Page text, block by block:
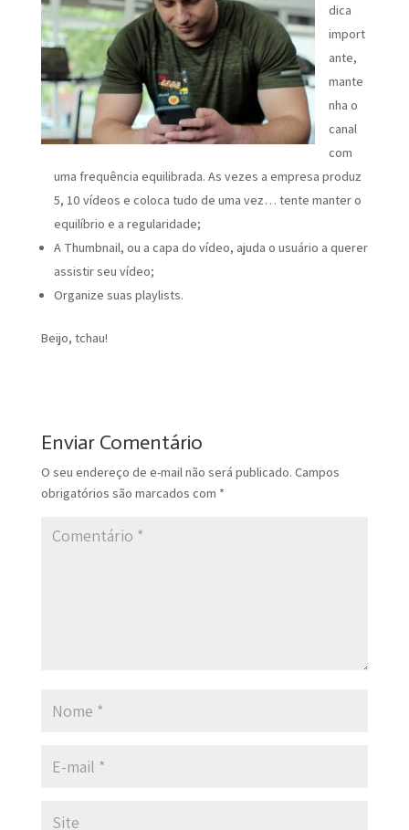
dica
import
ante,
mante
nha o
canal
com
uma frequência equilibrada. As vezes a empresa produz
5, 10 vídeos e coloca tudo de uma vez… tente manter o
equilíbrio e a regularidade;
A Thumbnail, ou a capa do vídeo, ajuda o usuário a querer
assistir seu vídeo;
Organize suas playlists.
Beijo, tchau!
Enviar Comentário
O seu endereço de e-mail não será publicado. Campos
obrigatórios são marcados com *